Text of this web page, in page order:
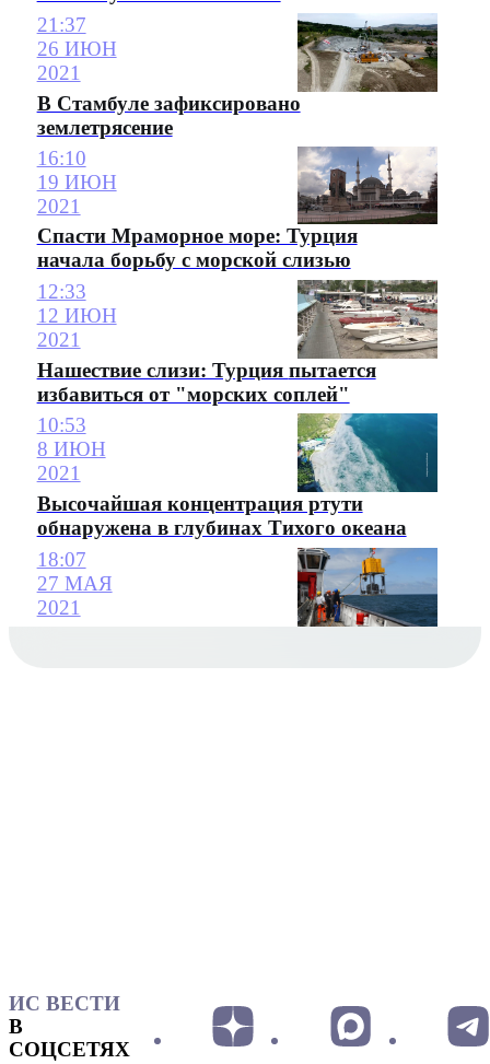
21:37
26 ИЮН
2021
В Стамбуле зафиксировано
землетрясение
16:10
19 ИЮН
2021
Спасти Мраморное море: Турция
начала борьбу с морской слизью
12:33
12 ИЮН
2021
Нашествие слизи: Турция пытается
избавиться от "морских соплей"
10:53
8 ИЮН
2021
Высочайшая концентрация ртути
обнаружена в глубинах Тихого океана
18:07
27 МАЯ
2021
ИС ВЕСТИ
В
СОЦСЕТЯХ